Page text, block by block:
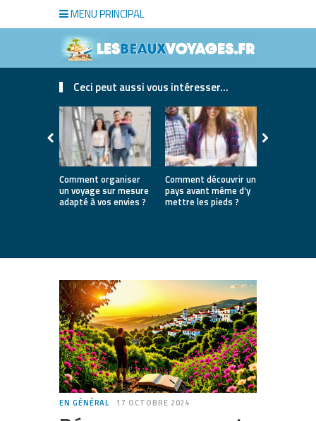
MENU PRINCIPAL
Ceci peut aussi vous intéresser...
Comment organiser
un voyage sur mesure
adapté à vos envies ?
Comment découvrir un
pays avant même d’y
mettre les pieds ?
EN GÉNÉRAL 17 OCTOBRE 2024